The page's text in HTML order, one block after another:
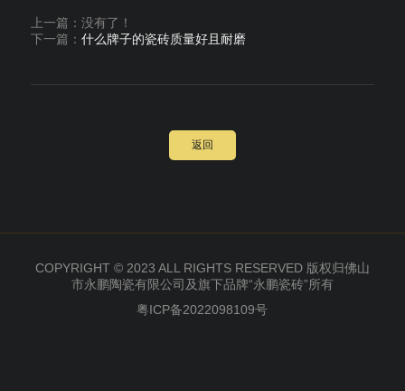
上一篇：没有了！
下一篇： 什么牌子的瓷砖质量好且耐磨
返回
COPYRIGHT © 2023 ALL RIGHTS RESERVED 版权归佛山
市永鹏陶瓷有限公司及旗下品牌“永鹏瓷砖”所有
粤ICP备2022098109号